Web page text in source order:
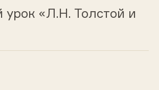
урок «Л.Н. Толстой и